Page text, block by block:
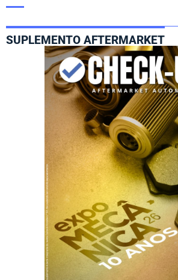
SUPLEMENTO AFTERMARKET